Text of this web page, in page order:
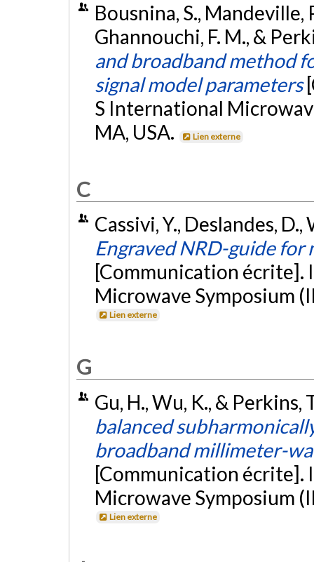
Bousnina, S., Mandeville,
Ghannouchi, F. M., &
and broadband method
signal model parameters
S International
MA, USA.
Lien externe
C
Cassivi, Y., Deslandes,
Engraved NRD-guide
[Communication écrite].
Microwave Symposium
Lien externe
G
Gu, H., Wu, K., &
balanced
broadband millimeter-
[Communication écrite].
Microwave Symposium
Lien externe